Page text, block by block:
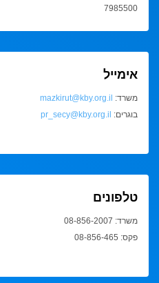
7985500
אימייל
משרד: mazkirut@kby.org.il
בוגרים: pr_secy@kby.org.il
טלפונים
משרד: 08-856-2007
פקס: 08-856-465